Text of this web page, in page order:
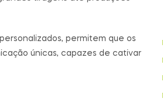
permitem que os
únicas, capazes de cativar